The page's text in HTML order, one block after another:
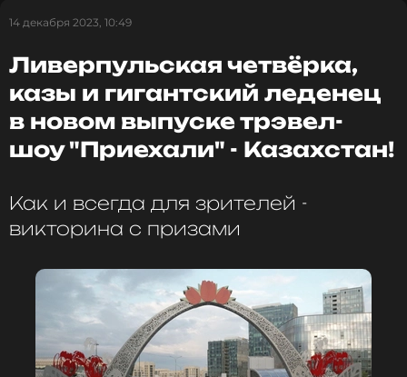
Посетить
• Мечеть Аз-Зайтуна
• Национальный музей Бардо
14 декабря 2023, 10:49
Ливерпульская четвёрка,
казы и гигантский леденец
в новом выпуске трэвел-
шоу "Приехали" - Казахстан!
Как и всегда для зрителей -
викторина с призами